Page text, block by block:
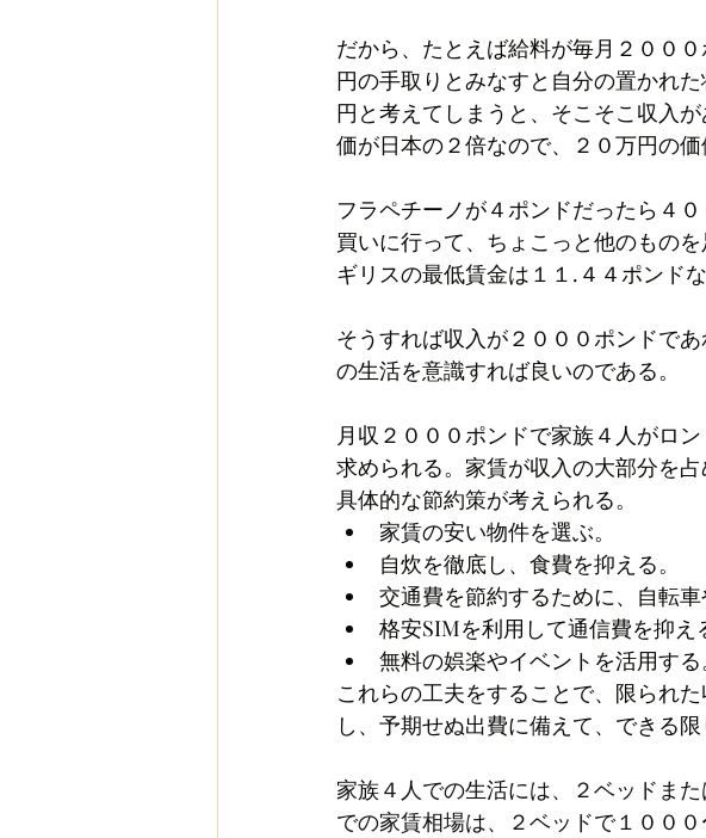
だから、たとえば給料が毎月２００
円の手取りとみなすと自分の置かれ
円と考えてしまうと、そこそこ収入
価が日本の２倍なので、２０万円の価
フラペチーノが４ポンドだったら４
買いに行って、ちょこっと他のもの
ギリスの最低賃金は１１.４４ポンド
そうすれば収入が２０００ポンドで
の生活を意識すれば良いのである。
月収２０００ポンドで家族４人がロ
求められる。家賃が収入の大部分を
具体的な節約策が考えられる。
家賃の安い物件を選ぶ。
自炊を徹底し、食費を抑える。
交通費を節約するために、自転車
格安SIMを利用して通信費を抑え
無料の娯楽やイベントを活用する
これらの工夫をすることで、限られ
し、予期せぬ出費に備えて、できる限
家族４人での生活には、２ベッドま
での家賃相場は、２ベッドで１００